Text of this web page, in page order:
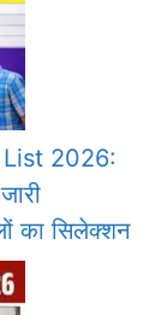
2026:
का सिलेक्शन